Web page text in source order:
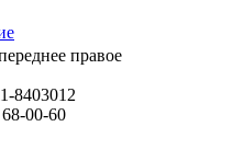
правое
8403012
68-00-60